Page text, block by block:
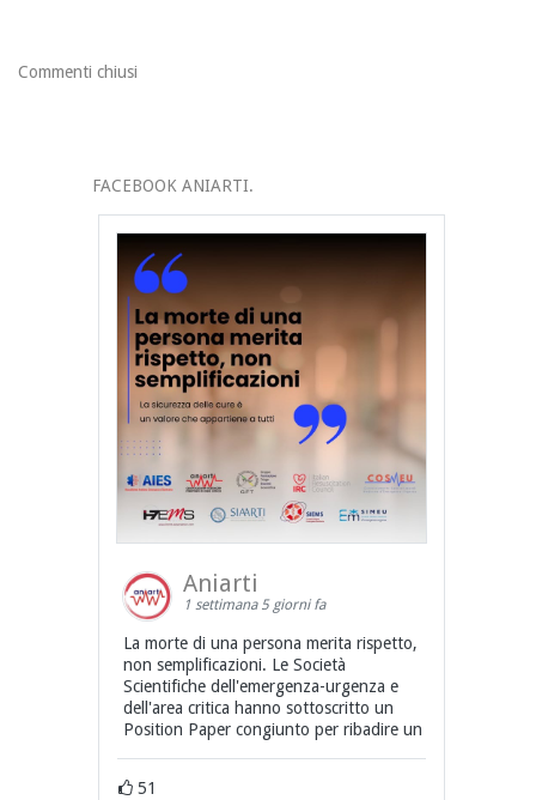
Commenti chiusi
FACEBOOK ANIARTI.
Aniarti
1 settimana 5 giorni fa
La morte di una persona merita rispetto,
non semplificazioni. Le Società
Scientifiche dell'emergenza-urgenza e
dell'area critica hanno sottoscritto un
Position Paper congiunto per ribadire un
51